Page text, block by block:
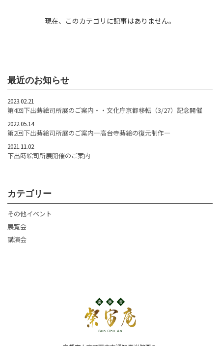
現在、このカテゴリに記事はありません。
最近のお知らせ
2023.02.21
第4回下出蒔絵司所展のご案内・・文化庁京都移転（3/27）記念開催
2022.05.14
第2回下出蒔絵司所展のご案内―高台寺蒔絵の復元制作―
2021.11.02
下出蒔絵司所展開催のご案内
カテゴリー
その他イベント
展覧会
講演会